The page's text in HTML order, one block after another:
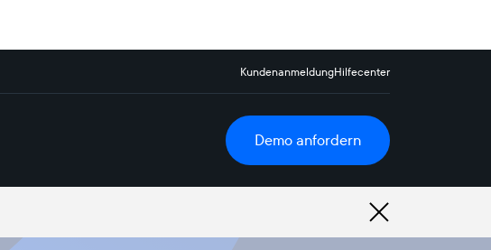
KundenanmeldungHilfecenter
Demo anfordern